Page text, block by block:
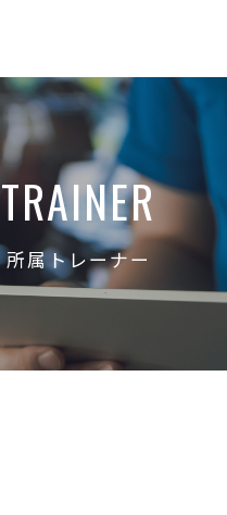
TRAINER
所属トレーナー